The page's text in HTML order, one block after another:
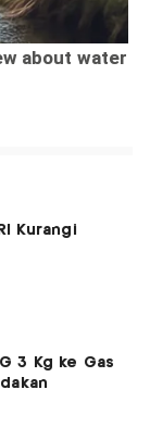
Kurangi
3 Kg ke Gas